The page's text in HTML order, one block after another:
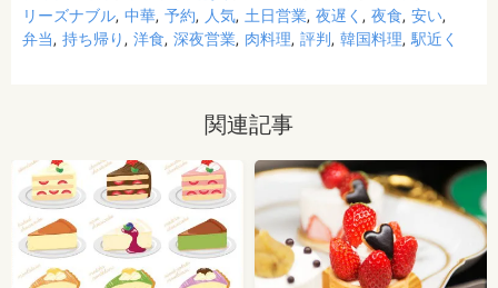
リーズナブル 中華 予約 人気 土日営業 夜遅く 夜食 安い
弁当
持ち帰り 洋食 深夜営業 肉料理 評判 韓国料理 駅近く
関連記事